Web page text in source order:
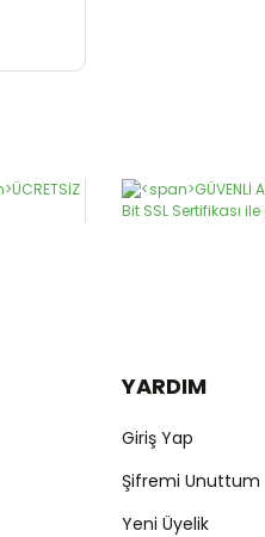
YARDIM
Giriş Yap
Şifremi Unuttum
Yeni Üyelik